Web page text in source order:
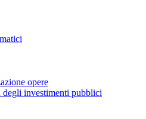
opere
investimenti pubblici